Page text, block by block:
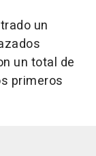
un
un total de
primeros